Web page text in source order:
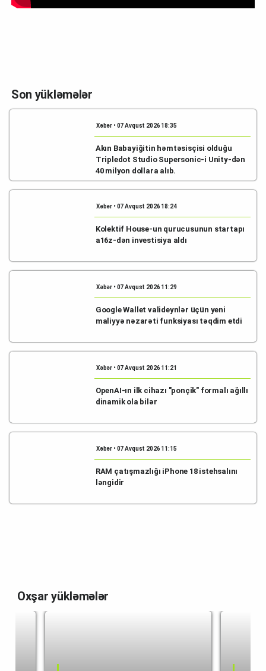
Son yükləmələr
Xəbər • 07 Avqust 2026 18:35
Akın Babayiğitin həmtəsisçisi olduğu
Tripledot Studio Supersonic-i Unity-dən
40 milyon dollara alıb.
Xəbər • 07 Avqust 2026 18:24
Kolektif House-un qurucusunun startapı
a16z-dən investisiya aldı
Xəbər • 07 Avqust 2026 11:29
Google Wallet valideynlər üçün yeni
maliyyə nəzarəti funksiyası təqdim etdi
Xəbər • 07 Avqust 2026 11:21
OpenAI-ın ilk cihazı "ponçik" formalı ağıllı
dinamik ola bilər
Xəbər • 07 Avqust 2026 11:15
RAM çatışmazlığı iPhone 18 istehsalını
ləngidir
Oxşar yükləmələr